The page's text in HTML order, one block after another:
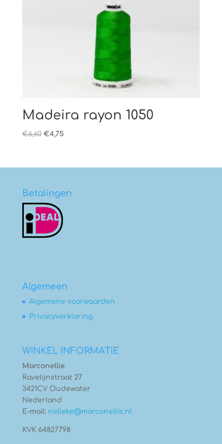
Madeira rayon 1050
€6,60 Oorspronkelijke
€6,60.
€4,75Huidige
€4,75.
Betalingen
Algemeen
Algemene voorwaarden
Privacyverklaring
WINKEL INFORMATIE
Marconellie
Ravelijnstraat 27
3421CV Oudewater
Nederland
E-mail: nelleke@marconellie.nl
KVK 64827798